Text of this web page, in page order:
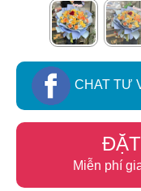
CHAT TƯ
Miễn phí